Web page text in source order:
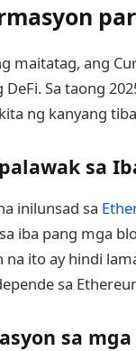
maitatag, ang
DeFi. Sa taong
ng kanyang
sa
inilunsad sa
iba pang mga
na ito ay hindi
sa
sa